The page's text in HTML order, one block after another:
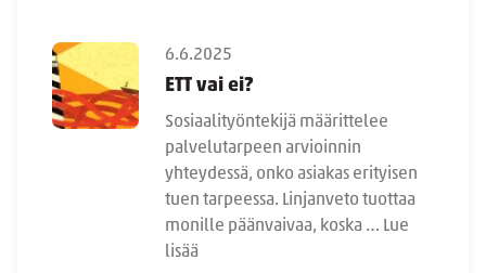
6.6.2025
ETT vai ei?
Sosiaalityöntekijä määrittelee
palvelutarpeen arvioinnin
yhteydessä, onko asiakas erityisen
tuen tarpeessa. Linjanveto tuottaa
monille päänvaivaa, koska … Lue
lisää